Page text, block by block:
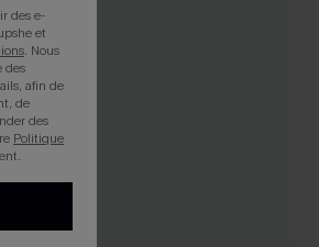
des e-
et
. Nous
des
afin de
de
des
Politique